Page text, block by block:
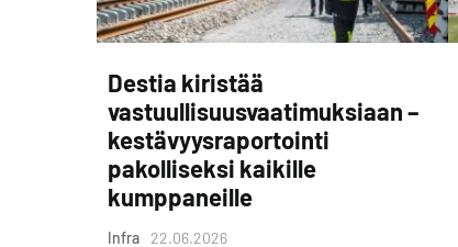
Destia kiristää
vastuullisuusvaatimuksiaan –
kestävyysraportointi
pakolliseksi kaikille
kumppaneille
Infra 22.06.2026